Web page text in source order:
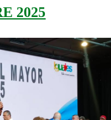
2025